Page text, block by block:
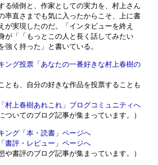
る傾倒と、作家としての実力を、村上さん
率直さまでも気に入ったからこそ、上に書
が実現したのだ。「インタビューを終え
が「「もっとこの人と長く話してみたい
強く持った」と書いている。
ング投票「あなたの一番好きな村上春樹の
とも、自分の好きな作品を投票することも
村上春樹あれこれ」ブログコミュニティへ
いてのブログ記事が集まっています。）
ング「本・読書」ページへ
書評・レビュー」ページへ
書評のブログ記事が集まっています。）